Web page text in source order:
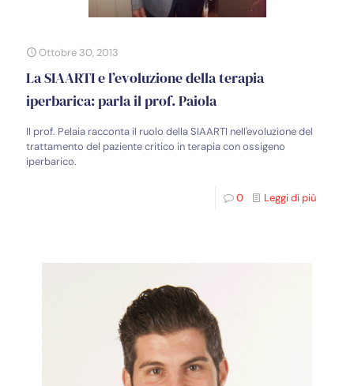
Ottobre 30, 2013
La SIAARTI e l’evoluzione della terapia
iperbarica: parla il prof. Paiola
Il prof. Pelaia racconta il ruolo della SIAARTI nell'evoluzione del
trattamento del paziente critico in terapia con ossigeno
iperbarico.
0 Leggi di più